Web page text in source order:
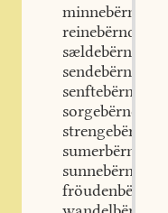
minnebërnde
reinebërnde
sældebërnde
sendebërnde
senftebërnde
sorgebërnde
strengebërnde
sumerbërnde
sunnebërnde
fröudenbërnde